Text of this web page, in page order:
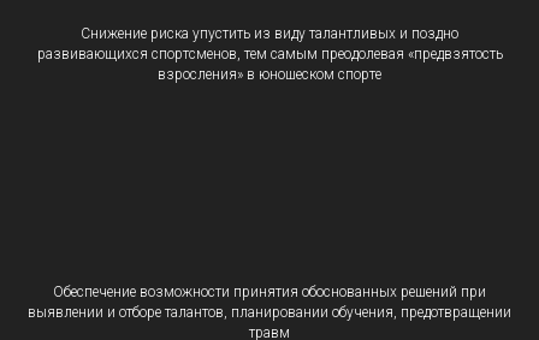
Снижение риска упустить из виду талантливых и поздно
развивающихся спортсменов, тем самым преодолевая «предвзятость
взросления» в юношеском спорте
Обеспечение возможности принятия обоснованных решений при
выявлении и отборе талантов, планировании обучения, предотвращении
травм